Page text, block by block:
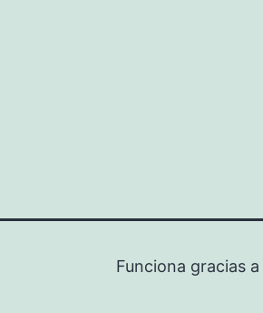
Funciona gracias a